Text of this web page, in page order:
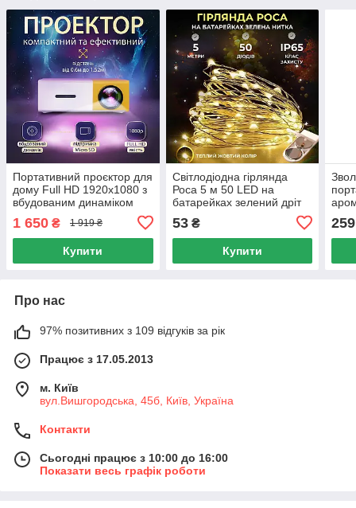
Портативний проєктор для
дому Full HD 1920x1080 з
вбудованим динаміком
USB HDMI LED 24 Вт 16:9
1 650 ₴ 1 919 ₴
Купити
Світлодіодна гірлянда
Роса 5 м 50 LED на
батарейках зелений дріт
жовтий світло для декору
інтер'єру та
53₴
Купити
259
Про нас
97% позитивних з 109 відгуків за рік
Працює з 17.05.2013
м. Київ
вул.Вишгородська, 45б, Київ, Україна
Контакти
Сьогодні працює з 10:00 до 16:00
Показати весь графік роботи